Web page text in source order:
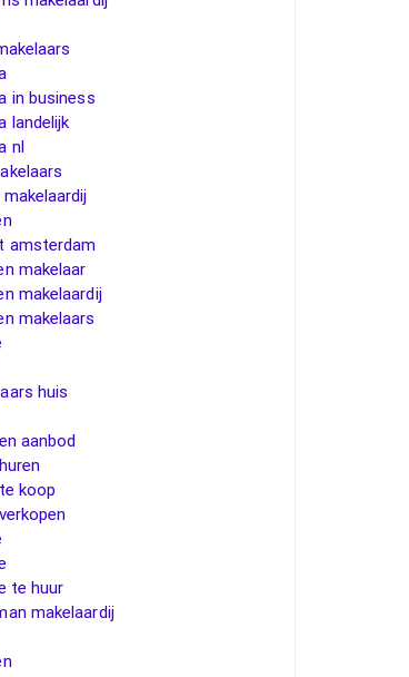
in business
landelijk
nl
amsterdam
makelaar
makelaardij
makelaars
huis
aanbod
koop
te huur
makelaardij